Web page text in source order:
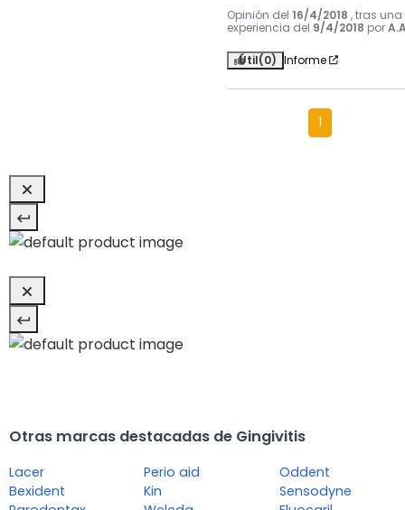
Opinión del 16/4/2018 , tras una
experiencia del 9/4/2018 por
Útil(0) Informe
1
Otras marcas destacadas de Gingivitis
Lacer
Bexident
Perio aid
Kin
Oddent
Sensodyne